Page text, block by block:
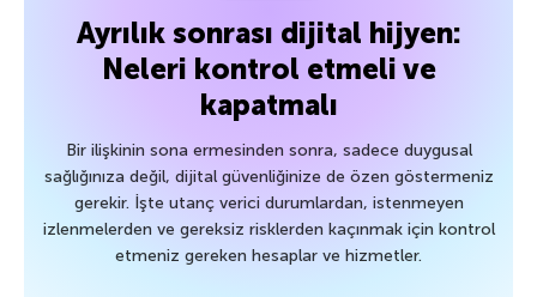
Ayrılık sonrası dijital hijyen:
Neleri kontrol etmeli ve
kapatmalı
Bir ilişkinin sona ermesinden sonra, sadece duygusal
sağlığınıza değil, dijital güvenliğinize de özen göstermeniz
gerekir. İşte utanç verici durumlardan, istenmeyen
izlenmelerden ve gereksiz risklerden kaçınmak için kontrol
etmeniz gereken hesaplar ve hizmetler.